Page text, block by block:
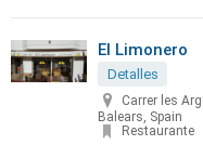
El Limonero
Detalles
Carrer les
Balears, Spain
Restaurante